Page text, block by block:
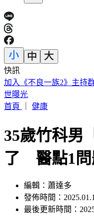
快訊
全球最佳移居地出爐！
奪冠
首頁
健康
35歲竹科男
了 醫點1問
編輯：蕭達多
發佈時間：
最後更新時間：